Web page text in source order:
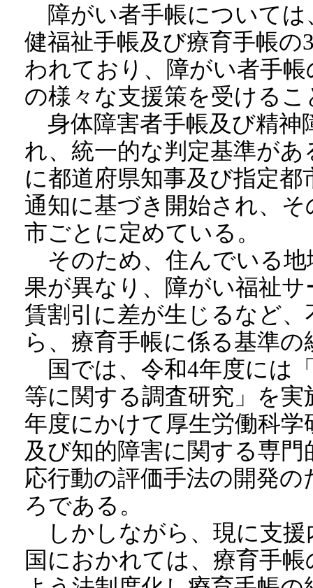
障がい者手帳については
健福祉手帳及び療育手帳
われており、障がい者手
の様々な支援策を受ける
身体障害者手帳及び精神
れ、統一的な判定基準が
に都道府県知事及び指定
通知に基づき開始され、
市ごとに定めている。
そのため、住んでいる地
果が異なり、障がい福祉
賃割引に差が生じるなど
ら、療育手帳に係る基準
国では、令和4年度には
等に関する調査研究」を
年度にかけて厚生労働科
及び知的障害に関する専
応行動の評価手法の開発
ろである。
しかしながら、現に支援
国におかれては、療育手